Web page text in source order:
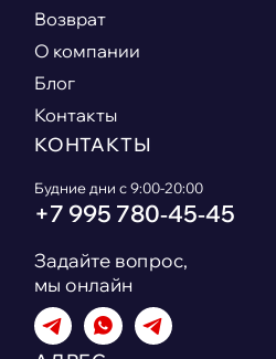
Возврат
О компании
Блог
Контакты
КОНТАКТЫ
Будние дни с 9:00-20:00
+7 995 780‑45‑45
Задайте вопрос,
мы онлайн